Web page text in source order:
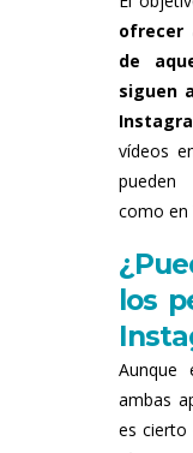
ofrecer
de
siguen
vídeos
pueden
como en
los
Aunque
ambas
es cierto